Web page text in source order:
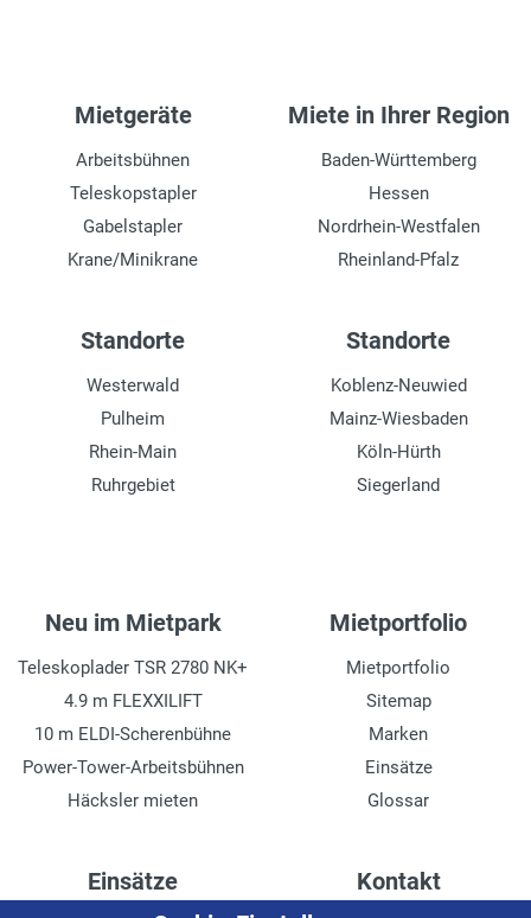
Mietgeräte
Arbeitsbühnen
Teleskopstapler
Gabelstapler
Krane/Minikrane
Miete in Ihrer Region
Baden-Württemberg
Hessen
Nordrhein-Westfalen
Rheinland-Pfalz
Standorte
Westerwald
Pulheim
Rhein-Main
Ruhrgebiet
Standorte
Koblenz-Neuwied
Mainz-Wiesbaden
Köln-Hürth
Siegerland
Neu im Mietpark
Teleskoplader TSR 2780 NK+
4.9 m FLEXXILIFT
10 m ELDI-Scherenbühne
Power-Tower-Arbeitsbühnen
Häcksler mieten
Mietportfolio
Mietportfolio
Sitemap
Marken
Einsätze
Glossar
Einsätze Kontakt